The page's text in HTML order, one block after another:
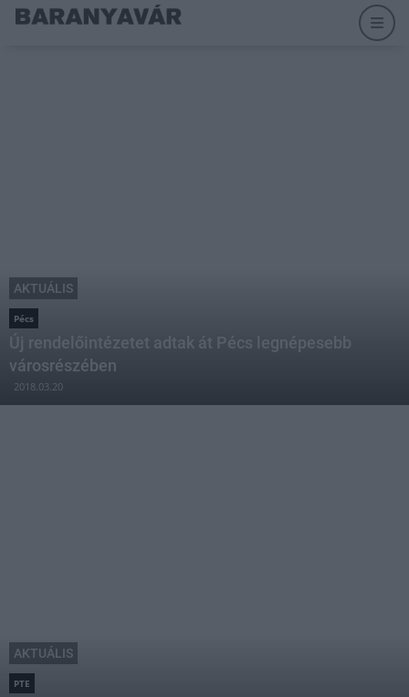
AKTUÁLIS
Pécs
Új rendelőintézetet adtak át Pécs legnépesebb
városrészében
2018.03.20
AKTUÁLIS
PTE